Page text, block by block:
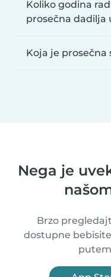
Koliko godina
prosečna dadilja
Koja je prosečna
Nega je
Brzo
dostupne